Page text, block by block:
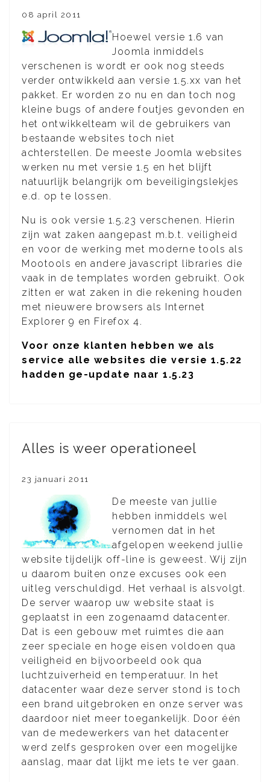
08 april 2011
Hoewel versie 1.6 van
Joomla inmiddels
verschenen is wordt er ook nog steeds
verder ontwikkeld aan versie 1.5.xx van het
pakket. Er worden zo nu en dan toch nog
kleine bugs of andere foutjes gevonden en
het ontwikkelteam wil de gebruikers van
bestaande websites toch niet
achterstellen. De meeste Joomla websites
werken nu met versie 1.5 en het blijft
natuurlijk belangrijk om beveiligingslekjes
e.d. op te lossen.
Nu is ook versie 1.5.23 verschenen. Hierin
zijn wat zaken aangepast m.b.t. veiligheid
en voor de werking met moderne tools als
Mootools en andere javascript libraries die
vaak in de templates worden gebruikt. Ook
zitten er wat zaken in die rekening houden
met nieuwere browsers als Internet
Explorer 9 en Firefox 4.
Voor onze klanten hebben we als
service alle websites die versie 1.5.22
hadden ge-update naar 1.5.23
Alles is weer operationeel
23 januari 2011
De meeste van jullie
hebben inmiddels wel
vernomen dat in het
afgelopen weekend jullie
website tijdelijk off-line is geweest. Wij zijn
u daarom buiten onze excuses ook een
uitleg verschuldigd. Het verhaal is alsvolgt.
De server waarop uw website staat is
geplaatst in een zogenaamd datacenter.
Dat is een gebouw met ruimtes die aan
zeer speciale en hoge eisen voldoen qua
veiligheid en bijvoorbeeld ook qua
luchtzuiverheid en temperatuur. In het
datacenter waar deze server stond is toch
een brand uitgebroken en onze server was
daardoor niet meer toegankelijk. Door één
van de medewerkers van het datacenter
werd zelfs gesproken over een mogelijke
aanslag, maar dat lijkt me iets te ver gaan.